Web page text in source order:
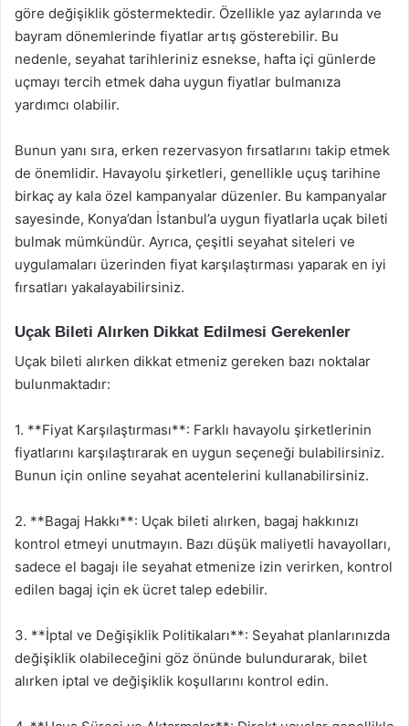
göre değişiklik göstermektedir. Özellikle yaz aylarında ve
bayram dönemlerinde fiyatlar artış gösterebilir. Bu
nedenle, seyahat tarihleriniz esnekse, hafta içi günlerde
uçmayı tercih etmek daha uygun fiyatlar bulmanıza
yardımcı olabilir.
Bunun yanı sıra, erken rezervasyon fırsatlarını takip etmek
de önemlidir. Havayolu şirketleri, genellikle uçuş tarihine
birkaç ay kala özel kampanyalar düzenler. Bu kampanyalar
sayesinde, Konya’dan İstanbul’a uygun fiyatlarla uçak bileti
bulmak mümkündür. Ayrıca, çeşitli seyahat siteleri ve
uygulamaları üzerinden fiyat karşılaştırması yaparak en iyi
fırsatları yakalayabilirsiniz.
Uçak Bileti Alırken Dikkat Edilmesi Gerekenler
Uçak bileti alırken dikkat etmeniz gereken bazı noktalar
bulunmaktadır:
1. **Fiyat Karşılaştırması**: Farklı havayolu şirketlerinin
fiyatlarını karşılaştırarak en uygun seçeneği bulabilirsiniz.
Bunun için online seyahat acentelerini kullanabilirsiniz.
2. **Bagaj Hakkı**: Uçak bileti alırken, bagaj hakkınızı
kontrol etmeyi unutmayın. Bazı düşük maliyetli havayolları,
sadece el bagajı ile seyahat etmenize izin verirken, kontrol
edilen bagaj için ek ücret talep edebilir.
3. **İptal ve Değişiklik Politikaları**: Seyahat planlarınızda
değişiklik olabileceğini göz önünde bulundurarak, bilet
alırken iptal ve değişiklik koşullarını kontrol edin.